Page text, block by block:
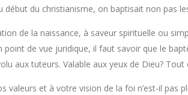
du christianisme, on baptisait non pas
de la naissance, à saveur spirituelle ou
point de vue juridique, il faut savoir que le
aux tuteurs. Valable aux yeux de Dieu?
valeurs et à votre vision de la foi n’est-il pas